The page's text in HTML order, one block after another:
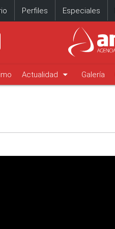
Perfiles Especiales
Actualidad arrow_drop_down Galería